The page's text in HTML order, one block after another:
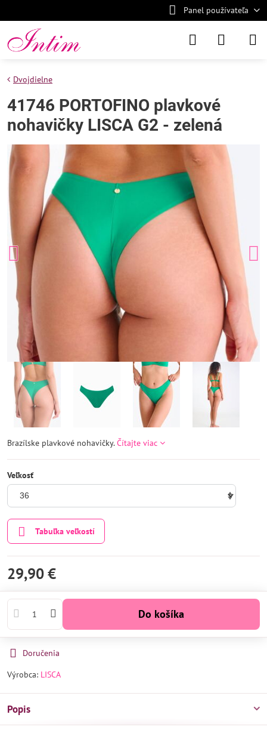
Panel používateľa
Dvojdielne
41746 PORTOFINO plavkové
nohavičky LISCA G2 - zelená
Brazílske plavkové nohavičky.Čítajte viac
Veľkosť
Tabuľka veľkostí
29,90 €
Do košíka
Doručenia
Výrobca: LISCA
Popis